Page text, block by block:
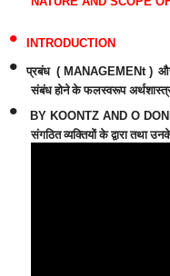
• INTRODUCTION
• प्रबंध ( MANAGEMENt )
संबंध होने के फलस्वरूप
• BY KOONTZ AND O
संगठित व्यक्तियों के द्वारा तथा